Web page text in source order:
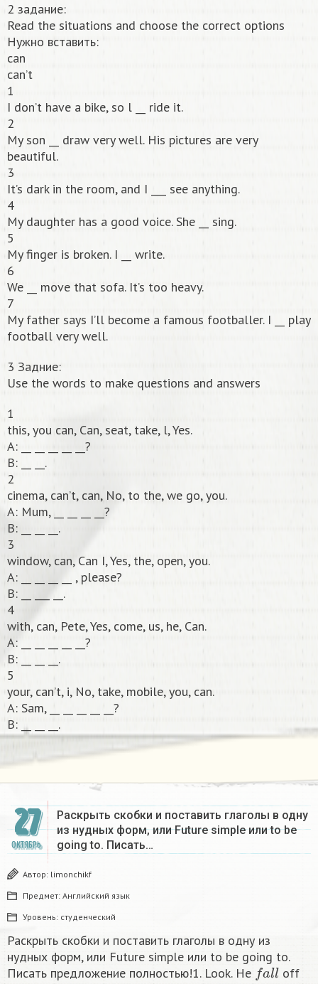
2 задание:
Read the situations and choose the correct options
Нужно вставить:
can
can’t
1
I don’t have a bike, so l __ ride it.
2
My son __ draw very well. His pictures are very
beautiful.
3
It’s dark in the room, and I ___ see anything.
4
My daughter has a good voice. She __ sing.
5
My finger is broken. I __ write.
6
We __ move that sofa. It’s too heavy.
7
My father says I’ll become a famous footballer. I __ play
football very well.
3 Задние:
Use the words to make questions and answers
1
this, you can, Can, seat, take, l, Yes.
А: __ __ __ __ __?
В: __ __.
2
cinema, can’t, can, No, to the, we go, you.
A: Mum, __ __ __ __?
В: __ __ __.
3
window, can, Can I, Yes, the, open, you.
А: __ __ __ __ , please?
В: __ ___ __.
4
with, can, Pete, Yes, come, us, he, Can.
А: __ __ __ __ __?
В: __ __ __.
5
your, can’t, i, No, take, mobile, you, can.
А: Sam, __ __ __ __ __?
В: __ __ __.
27
ОКТЯБРЬ
Раскрыть скобки и поставить глаголы в одну
из нудных форм, или Future simple или to be
going to. Писать…
Автор: limonchikf
Предмет: Английский язык
Уровень: студенческий
Раскрыть скобки и поставить глаголы в одну из
нудных форм, или Future simple или to be going to.
Писать предложение полностью!1. Look. He
fall
off